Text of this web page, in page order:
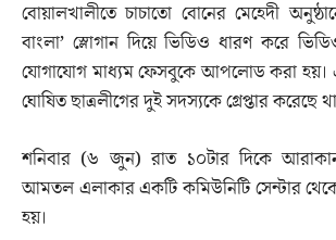
বোয়ালখালীতে চাচাতো বোনের মেহেদী
বাংলা’ স্লোগান দিয়ে ভিডিও ধারণ করে
যোগাযোগ মাধ্যম ফেসবুকে আপলোড করা হয়।
ঘোষিত ছাত্রলীগের দুই সদস্যকে গ্রেপ্তার করেছে
শনিবার (৬ জুন) রাত ১০টার দিকে
আমতল এলাকার একটি কমিউনিটি সেন্টার থেকে
হয়।